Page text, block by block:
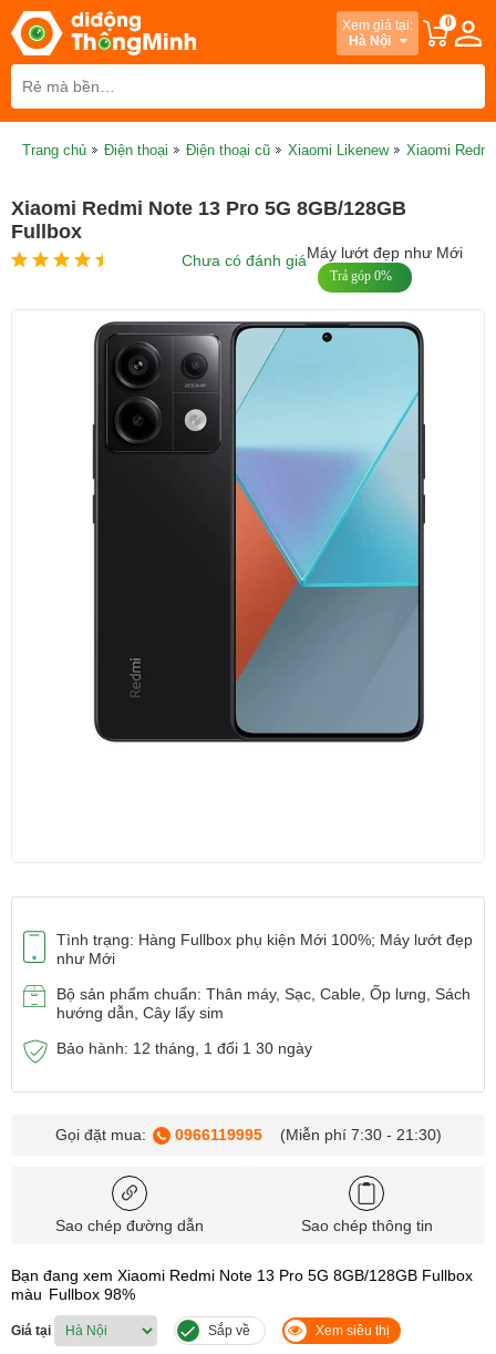
Xem giá tại:
Hà Nội
0
Trang chủ Điện thoại Điện thoại cũ Xiaomi Likenew Xiaomi
Xiaomi Redmi Note 13 Pro 5G 8GB/128GB
Fullbox
Máy lướt đẹp như Mới
Chưa có đánh giá
Trả góp 0%
Tình trạng: Hàng Fullbox phụ kiện Mới 100%; Máy lướt đẹp
như Mới
Bộ sản phẩm chuẩn: Thân máy, Sạc, Cable, Ốp lưng, Sách
hướng dẫn, Cây lấy sim
Bảo hành: 12 tháng, 1 đổi 1 30 ngày
Gọi đặt mua: 0966119995 (Miễn phí 7:30 - 21:30)
Sao chép đường dẫn Sao chép thông tin
Bạn đang xem Xiaomi Redmi Note 13 Pro 5G 8GB/128GB Fullbox
màu Fullbox 98%
Giá tại Sắp về Xem siêu thị